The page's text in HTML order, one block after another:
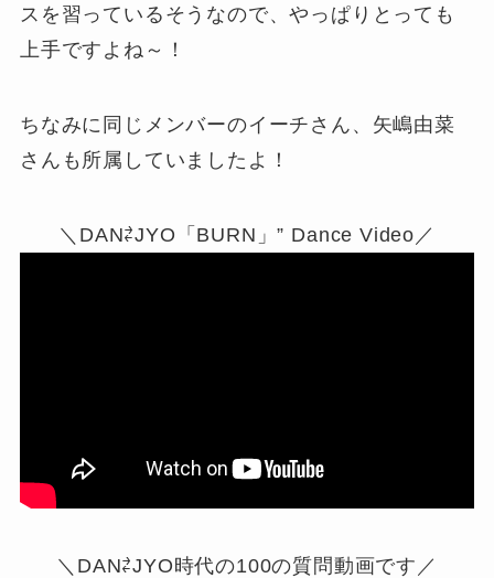
スを習っているそうなので、やっぱりとっても
上手ですよね～！
ちなみに同じメンバーのイーチさん、矢嶋由菜
さんも所属していましたよ！
＼DAN⇄JYO「BURN」” Dance Video／
＼DAN⇄JYO時代の100の質問動画です／